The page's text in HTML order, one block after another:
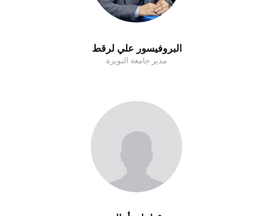
البروفيسور علي لرقط
مدير جامعة البويرة